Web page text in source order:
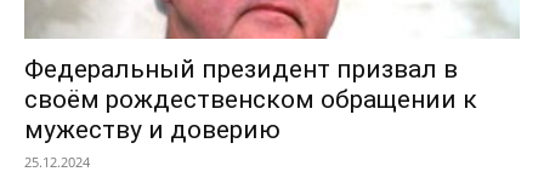
Федеральный президент призвал в
своём рождественском обращении к
мужеству и доверию
25.12.2024